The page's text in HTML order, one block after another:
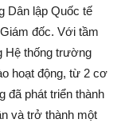
Dân lập Quốc tế
đốc. Với tầm
Hệ thống trường
hoạt động, từ 2 cơ
đã phát triển thành
và trở thành một